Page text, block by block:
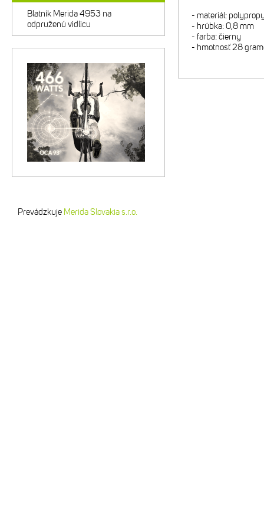
- materiál:
- hrúbka: 0,8 mm
- farba: čierny
- hmotnosť 28
Blatník Merida 4953 na
odpruženú vidlicu
Prevádzkuje Merida Slovakia s.r.o.